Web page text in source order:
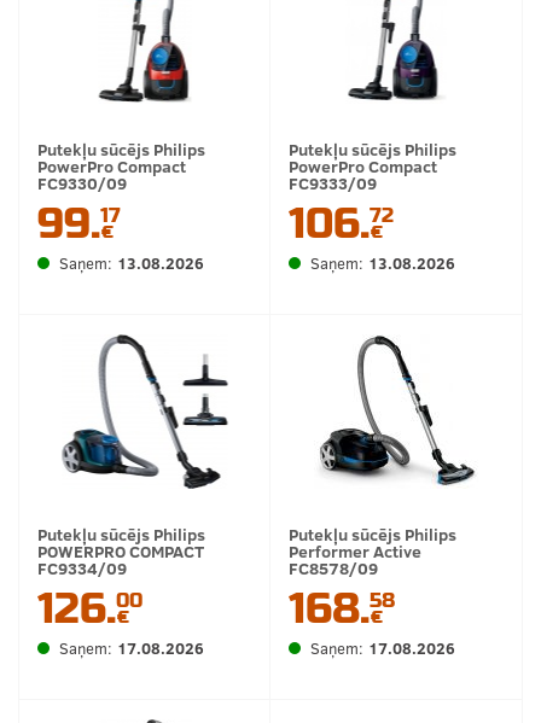
Putekļu sūcējs Philips
PowerPro Compact
FC9330/09
99.17
€
Saņem: 13.08.2026
Putekļu sūcējs Philips
PowerPro Compact
FC9333/09
106.72
€
Saņem: 13.08.2026
Putekļu sūcējs Philips
POWERPRO COMPACT
FC9334/09
126.00
€
Saņem: 17.08.2026
Putekļu sūcējs Philips
Performer Active
FC8578/09
168.58
€
Saņem: 17.08.2026